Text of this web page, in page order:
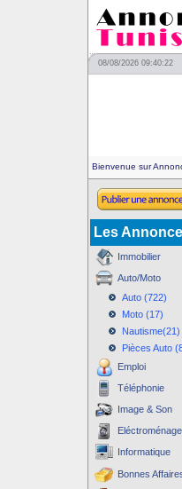
08/08/2026 09:40:22
Bienvenue sur
Les
Immobilier
Auto/Moto
Auto (722)
Moto (17)
Nautisme(21)
Pièces Auto
Emploi
Téléphonie
Image & Son
Informatique
Bonnes